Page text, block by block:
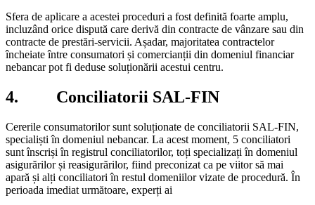
Sfera de aplicare a acestei proceduri a fost definită foarte amplu,
incluzând orice dispută care derivă din contracte de vânzare sau din
contracte de prestări-servicii. Așadar, majoritatea contractelor
încheiate între consumatori și comercianții din domeniul financiar
nebancar pot fi deduse soluționării acestui centru.
4. Conciliatorii SAL-FIN
Cererile consumatorilor sunt soluționate de conciliatorii SAL-FIN,
specialiști în domeniul nebancar. La acest moment, 5 conciliatori
sunt înscriși în registrul conciliatorilor, toți specializați în domeniul
asigurărilor și reasigurărilor, fiind preconizat ca pe viitor să mai
apară și alți conciliatori în restul domeniilor vizate de procedură. În
perioada imediat următoare, experți ai